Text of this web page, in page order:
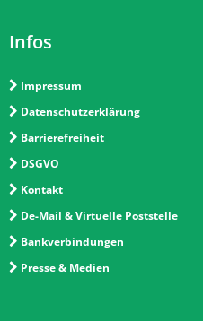
Infos
Impressum
Datenschutzerklärung
Barrierefreiheit
DSGVO
Kontakt
De-Mail & Virtuelle Poststelle
Bankverbindungen
Presse & Medien